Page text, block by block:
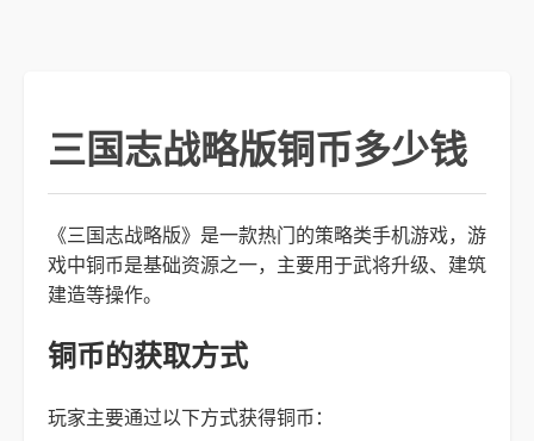
三国志战略版铜币多少钱
《三国志战略版》是一款热门的策略类手机游戏，游
戏中铜币是基础资源之一，主要用于武将升级、建筑
建造等操作。
铜币的获取方式
玩家主要通过以下方式获得铜币：